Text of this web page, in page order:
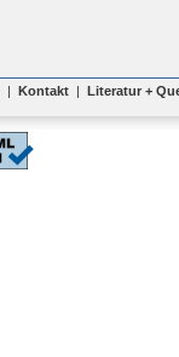
| Kontakt | Literatur +